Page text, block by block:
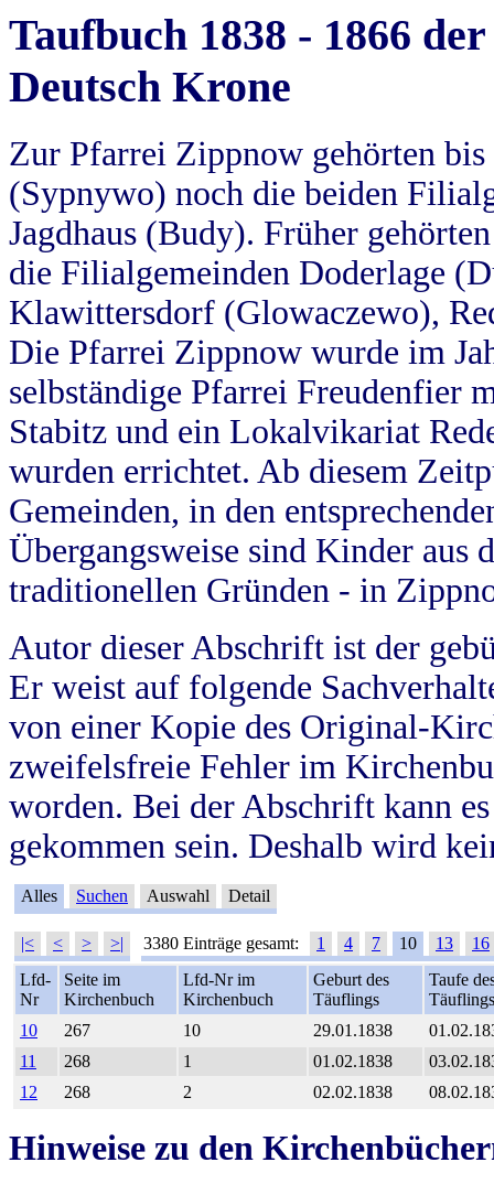
Taufbuch 1838 - 1866
Deutsch Krone
Zur Pfarrei Zippnow gehörten
(Sypnywo) noch die beiden
Jagdhaus (Budy). Früher
die Filialgemeinden Doderlage
Klawittersdorf (Glowaczewo),
Die Pfarrei Zippnow wurde im
selbständige Pfarrei Freudenfier
Stabitz und ein Lokalvikariat
wurden errichtet. Ab diesem
Gemeinden, in den
Übergangsweise sind Kinder aus
traditionellen Gründen - in
Autor dieser Abschrift ist der
Er weist auf folgende
von einer Kopie des Original-
zweifelsfreie Fehler im
worden. Bei der Abschrift kann
gekommen sein. Deshalb wird
Alles Suchen Auswahl Detail
|< < > >| 3380 Einträge gesamt: 1 4 7 10 13
16
Lfd-
Nr
Seite im
Kirchenbuch
Lfd-Nr im
Kirchenbuch
Geburt des
Täuflings
Taufe
Täuflings
10
267 10 29.01.1838
11
268 1 01.02.1838
12
268 2 02.02.1838
Hinweise zu den